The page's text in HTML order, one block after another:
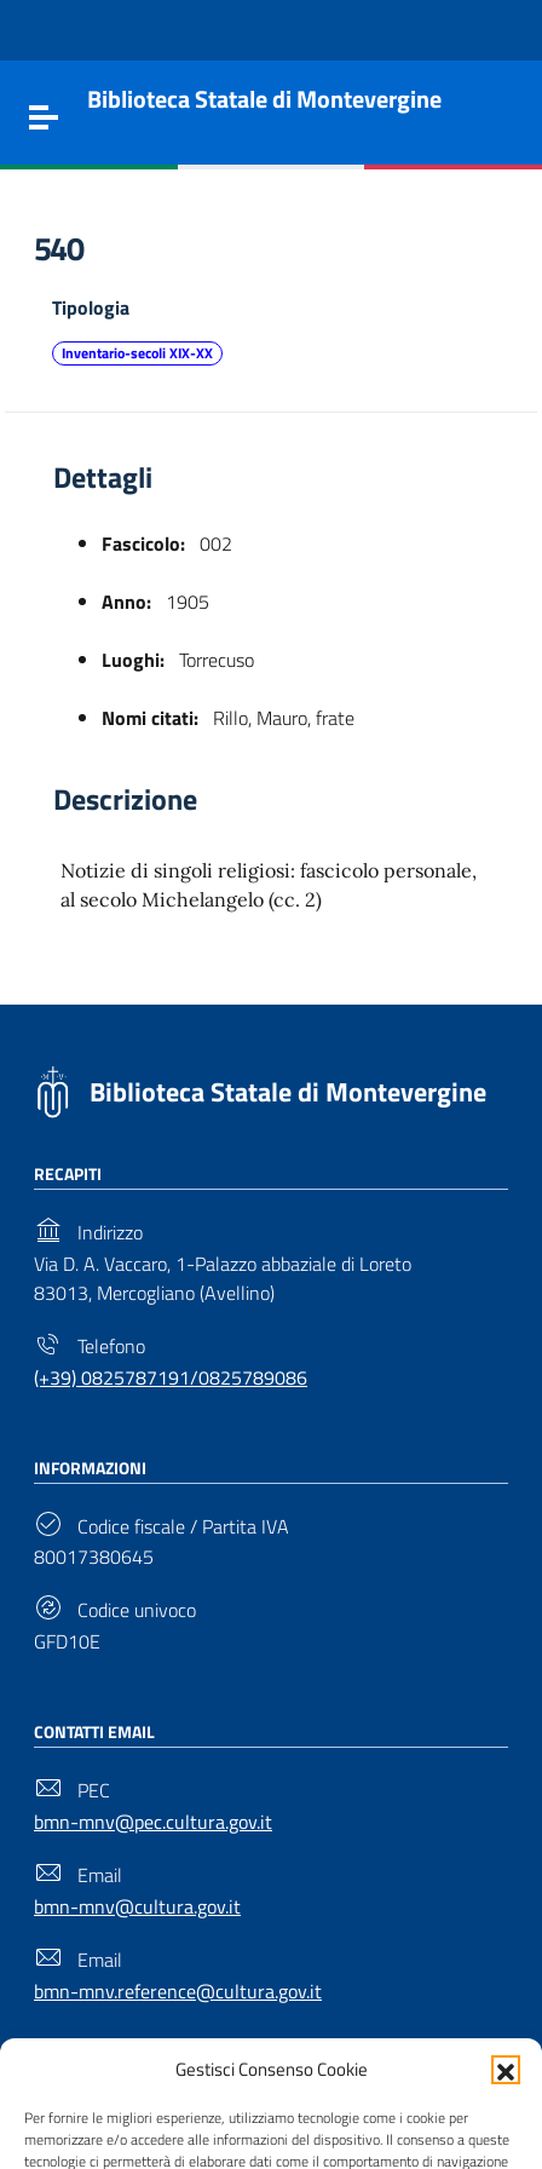
Gestisci Consenso Cookie
Per fornire le migliori esperienze, utilizziamo tecnologie come i cookie per
memorizzare e/o accedere alle informazioni del dispositivo. Il consenso a queste
tecnologie ci permetterà di elaborare dati come il comportamento di navigazione
Toggle navigation
Biblioteca Statale di Montevergine
540
Tipologia
Inventario-secoli XIX-XX
Dettagli
Fascicolo: 002
Anno: 1905
Luoghi: Torrecuso
Nomi citati: Rillo, Mauro, frate
Descrizione
Notizie di singoli religiosi: fascicolo personale,
al secolo Michelangelo (cc. 2)
Biblioteca Statale di Montevergine
RECAPITI
Indirizzo
Via D. A. Vaccaro, 1-Palazzo abbaziale di Loreto
83013, Mercogliano (Avellino)
Telefono
(+39) 0825787191/0825789086
INFORMAZIONI
Codice fiscale / Partita IVA
80017380645
Codice univoco
GFD10E
CONTATTI EMAIL
PEC
bmn-mnv@pec.cultura.gov.it
Email
bmn-mnv@cultura.gov.it
Email
bmn-mnv.reference@cultura.gov.it